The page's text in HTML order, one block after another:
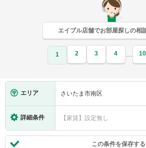
エイブル店舗でお部屋探しの相
1 2 3 4 … 10
エリア さいたま市南区
詳細条件 【家賃】設定無し
この条件を保存する